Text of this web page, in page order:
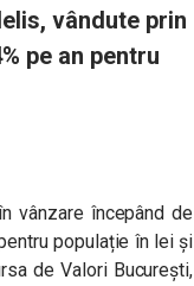
vândute prin
pe an pentru
vânzare începând de
populație în lei și
de Valori București,